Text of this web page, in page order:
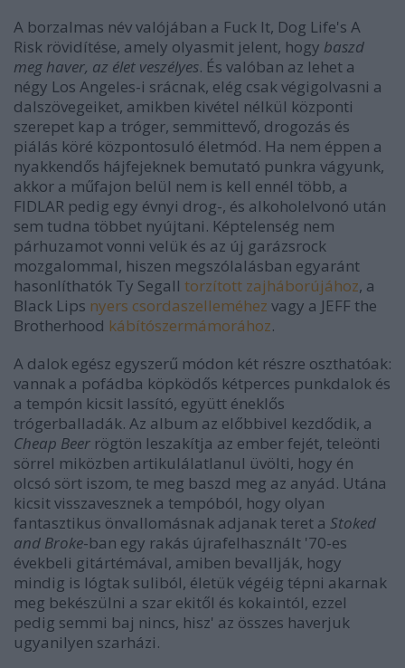
A borzalmas név valójában a Fuck It, Dog Life's A
Risk rövidítése, amely olyasmit jelent, hogy baszd
meg haver, az élet veszélyes. És valóban az lehet a
négy Los Angeles-i srácnak, elég csak végigolvasni a
dalszövegeiket, amikben kivétel nélkül központi
szerepet kap a tróger, semmittevő, drogozás és
piálás köré központosuló életmód. Ha nem éppen a
nyakkendős hájfejeknek bemutató punkra vágyunk,
akkor a műfajon belül nem is kell ennél több, a
FIDLAR pedig egy évnyi drog-, és alkoholelvonó után
sem tudna többet nyújtani. Képtelenség nem
párhuzamot vonni velük és az új garázsrock
mozgalommal, hiszen megszólalásban egyaránt
hasonlíthatók Ty Segall torzított zajháborújához, a
Black Lips nyers csordaszelleméhez vagy a JEFF the
Brotherhood kábítószermámorához.
A dalok egész egyszerű módon két részre oszthatóak:
vannak a pofádba köpködős kétperces punkdalok és
a tempón kicsit lassító, együtt éneklős
trógerballadák. Az album az előbbivel kezdődik, a
Cheap Beer rögtön leszakítja az ember fejét, teleönti
sörrel miközben artikulálatlanul üvölti, hogy én
olcsó sört iszom, te meg baszd meg az anyád. Utána
kicsit visszavesznek a tempóból, hogy olyan
fantasztikus önvallomásnak adjanak teret a Stoked
and Broke-ban egy rakás újrafelhasznált '70-es
évekbeli gitártémával, amiben bevallják, hogy
mindig is lógtak suliból, életük végéig tépni akarnak
meg bekészülni a szar ekitől és kokaintól, ezzel
pedig semmi baj nincs, hisz' az összes haverjuk
ugyanilyen szarházi.